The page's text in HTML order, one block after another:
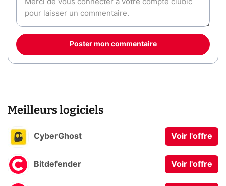
Poster mon commentaire
Meilleurs logiciels
CyberGhost Voir l'offre
Bitdefender Voir l'offre